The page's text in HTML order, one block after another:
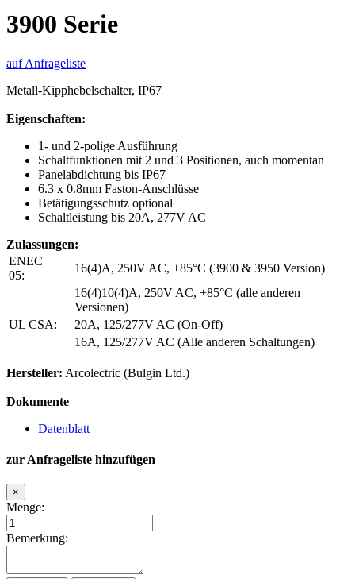
3900 Serie
auf Anfrageliste
Metall-Kipphebelschalter, IP67
Eigenschaften:
1- und 2-polige Ausführung
Schaltfunktionen mit 2 und 3 Positionen, auch momentan
Panelabdichtung bis IP67
6.3 x 0.8mm Faston-Anschlüsse
Betätigungsschutz optional
Schaltleistung bis 20A, 277V AC
Zulassungen:
ENEC
05:
16(4)A, 250V AC, +85°C (3900 & 3950 Version)
16(4)10(4)A, 250V AC, +85°C (alle anderen
Versionen)
UL CSA:
20A, 125/277V AC (On-Off)
16A, 125/277V AC (Alle anderen Schaltungen)
Hersteller: Arcolectric (Bulgin Ltd.)
Dokumente
Datenblatt
zur Anfrageliste hinzufügen
×
Menge:
Bemerkung: